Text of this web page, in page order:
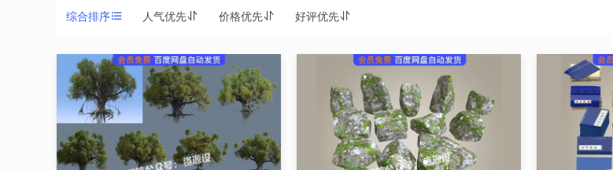
综合排序 人气优先 价格优先 好评优先